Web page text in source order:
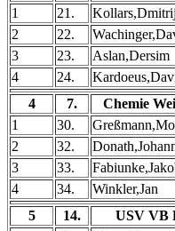
1 21. Kollars,Dmitrij
2
22.
3
23. Aslan,Dersim
4
24.
4
7. Chemie
1
30.
2
32.
3
33.
4
34. Winkler,Jan
5
14. USV VB